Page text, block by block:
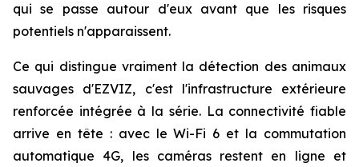
qui se passe autour d'eux avant que les risques
potentiels n'apparaissent.
Ce qui distingue vraiment la détection des animaux
sauvages d'EZVIZ, c'est l'infrastructure extérieure
renforcée intégrée à la série. La connectivité fiable
arrive en tête : avec le Wi-Fi 6 et la commutation
automatique 4G, les caméras restent en ligne et